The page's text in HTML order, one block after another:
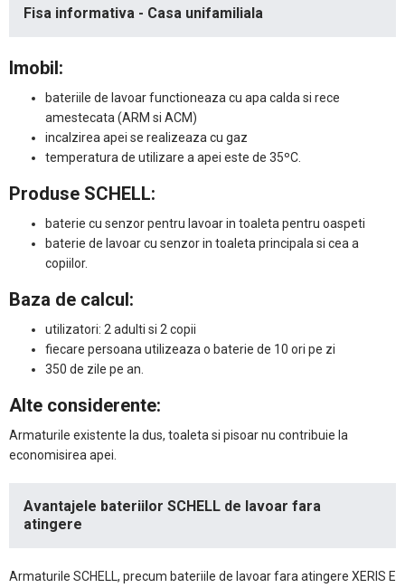
Fisa informativa - Casa unifamiliala
Imobil:
bateriile de lavoar functioneaza cu apa calda si rece
amestecata (ARM si ACM)
incalzirea apei se realizeaza cu gaz
temperatura de utilizare a apei este de 35ºC.
Produse SCHELL:
baterie cu senzor pentru lavoar in toaleta pentru oaspeti
baterie de lavoar cu senzor in toaleta principala si cea a
copiilor.
Baza de calcul:
utilizatori: 2 adulti si 2 copii
fiecare persoana utilizeaza o baterie de 10 ori pe zi
350 de zile pe an.
Alte considerente:
Armaturile existente la dus, toaleta si pisoar nu contribuie la
economisirea apei.
Avantajele bateriilor SCHELL de lavoar fara
atingere
Armaturile SCHELL, precum bateriile de lavoar fara atingere XERIS E